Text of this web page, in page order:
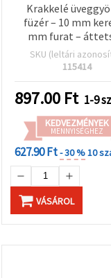
Krakkelé
füzér – 10 mm
mm furat –
fehér halvány
és zöld
SKU (leltári
115414
897.00 Ft 1-9
KEDVEZMÉNYEK
MENNYISÉGHEZ
627.90 Ft- 30 %10
VÁSÁROL